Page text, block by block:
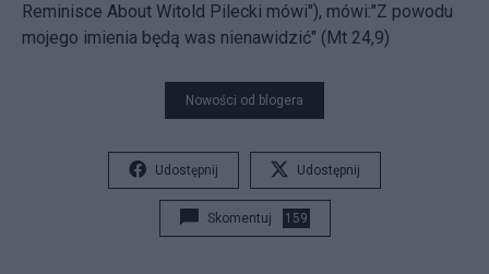
Reminisce About Witold Pilecki mówi"), mówi:"Z powodu
mojego imienia będą was nienawidzić" (Mt 24,9)
Nowości od blogera
Udostępnij Udostępnij
Skomentuj 159